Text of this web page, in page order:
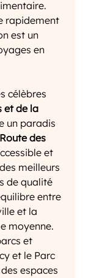
rapidement
est un
en
célèbres
et de la
un paradis
Route des
et
meilleurs
de qualité
entre
et la
moyenne.
et
et le Parc
espaces